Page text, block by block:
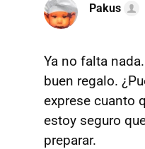
Pakus
Ya no falta
buen regalo.
exprese cuanto
estoy seguro
preparar.